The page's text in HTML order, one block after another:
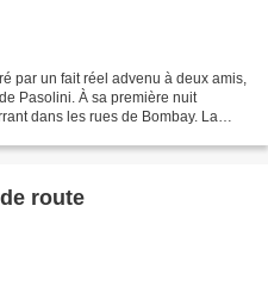
par un fait réel advenu à deux amis,
Pasolini. À sa première nuit
dans les rues de Bombay. La